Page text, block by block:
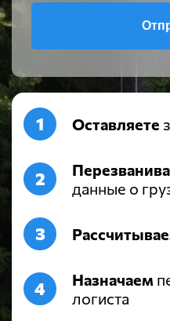
Оставляете
данные о
Назначаем
логиста